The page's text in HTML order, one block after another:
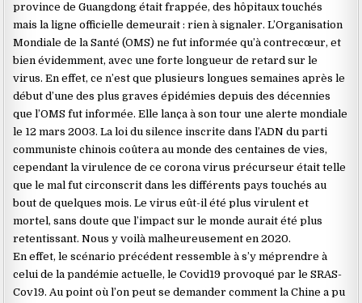
province de Guangdong était frappée, des hôpitaux touchés
mais la ligne officielle demeurait : rien à signaler. L’Organisation
Mondiale de la Santé (OMS) ne fut informée qu’à contrecœur, et
bien évidemment, avec une forte longueur de retard sur le
virus. En effet, ce n’est que plusieurs longues semaines après le
début d’une des plus graves épidémies depuis des décennies
que l’OMS fut informée. Elle lança à son tour une alerte mondiale
le 12 mars 2003. La loi du silence inscrite dans l’ADN du parti
communiste chinois coûtera au monde des centaines de vies,
cependant la virulence de ce corona virus précurseur était telle
que le mal fut circonscrit dans les différents pays touchés au
bout de quelques mois. Le virus eût-il été plus virulent et
mortel, sans doute que l’impact sur le monde aurait été plus
retentissant. Nous y voilà malheureusement en 2020.
En effet, le scénario précédent ressemble à s’y méprendre à
celui de la pandémie actuelle, le Covid19 provoqué par le SRAS-
Cov19. Au point où l’on peut se demander comment la Chine a pu